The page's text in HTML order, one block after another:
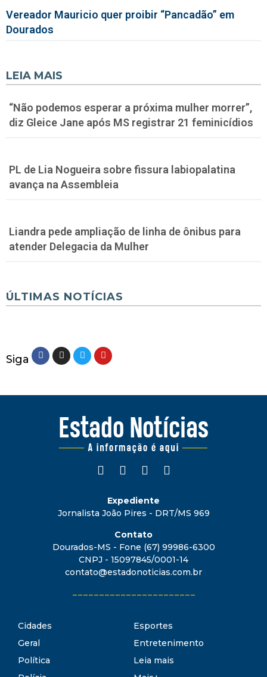
Vereador Mauricio quer proibir “Pancadão” em
Dourados
LEIA MAIS
“Não podemos esperar a próxima mulher morrer”,
diz Gleice Jane após MS registrar 21 feminicídios
PL de Lia Nogueira sobre fissura labiopalatina
avança na Assembleia
Liandra pede ampliação de linha de ônibus para
atender Delegacia da Mulher
ÚLTIMAS NOTÍCIAS
Siga
Expediente
Jornalista João Pires - DRT/MS 969
Contato
Dourados-MS - Fone (67) 99986-6300
CNPJ - 15097845/0001-14
contato@estadonoticias.com.br
Cidades
Geral
Política
Esportes
Entretenimento
Leia mais